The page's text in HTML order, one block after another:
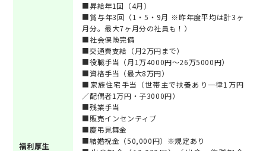
福利厚生
■昇給年1回（4月）
■賞与年3回（1・5・9月 ※昨年度平均は計3ヶ
月分。最大7ヶ月分の社員も！）
■社会保険完備
■交通費支給（月2万円まで）
■役職手当（月1万4000円～26万5000円）
■資格手当（最大8万円）
■家族住宅手当（世帯主で扶養あり一律1万円
／配偶者1万円・子3000円）
■残業手当
■販売インセンティブ
■慶弔見舞金
■結婚祝金（50,000円）※規定あり